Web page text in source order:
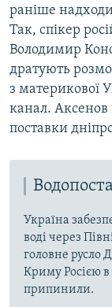
раніше
Так, спікер
Володимир
дратують
з материкової
канал. Аксенов
поставки
Україна
воді через
головне русло
Криму Росією в
припинили.